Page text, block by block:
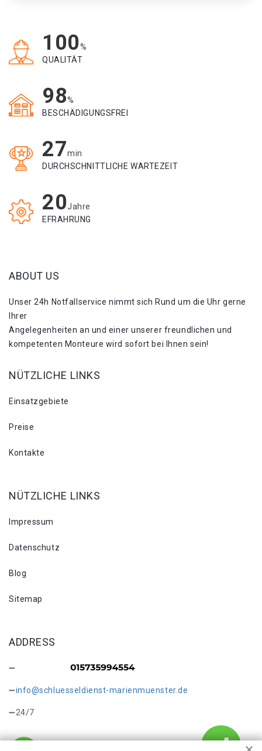
100%
QUALITÄT
98%
BESCHÄDIGUNGSFREI
27min
DURCHSCHNITTLICHE WARTEZEIT
20Jahre
EFRAHRUNG
ABOUT US
Unser 24h Notfallservice nimmt sich Rund um die Uhr gerne
Ihrer
Angelegenheiten an und einer unserer freundlichen und
kompetenten Monteure wird sofort bei Ihnen sein!
NÜTZLICHE LINKS
Einsatzgebiete
Preise
Kontakte
NÜTZLICHE LINKS
Impressum
Datenschutz
Blog
Sitemap
ADDRESS
info@schluesseldienst-marienmuenster.de
24/7